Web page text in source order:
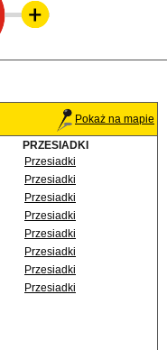
Pokaż na mapie
PRZESIADKI
Przesiadki
Przesiadki
Przesiadki
Przesiadki
Przesiadki
Przesiadki
Przesiadki
Przesiadki